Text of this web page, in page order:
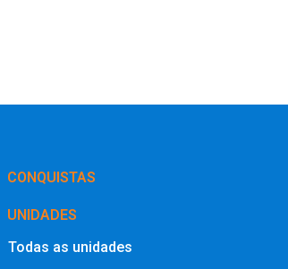
‎CONQUISTAS
UNIDADES
Todas as unidades